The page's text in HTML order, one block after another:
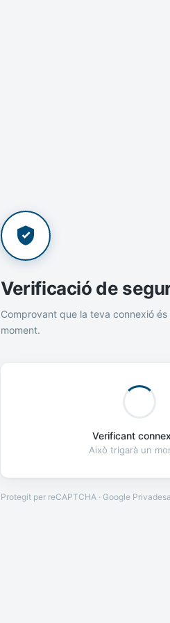
Verificació de
Comprovant que la teva connexió és
moment.
Verificant
Això trigarà un
Protegit per reCAPTCHA · Google Privadesa